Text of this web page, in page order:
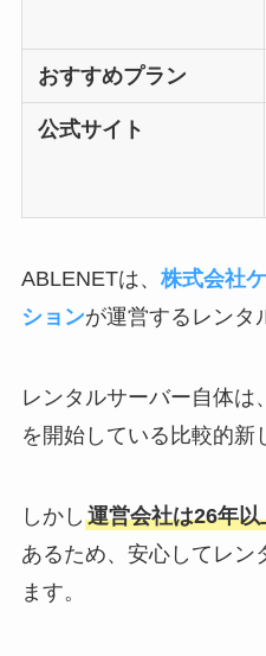
おすすめプラン
公式サイト
ABLENETは、 株式会社
ションが運営するレンタ
レンタルサーバー自体は
を開始している比較的新
しかし 運営会社は26年
あるため、安心してレン
ます。